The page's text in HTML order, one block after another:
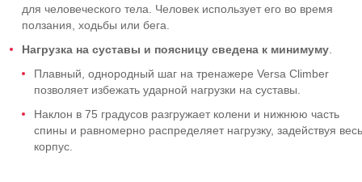
для человеческого тела. Человек использует его во время
ползания, ходьбы или бега.
Нагрузка на суставы и поясницу сведена к минимуму
Плавный, однородный шаг на тренажере Versa Climber
позволяет избежать ударной нагрузки на суставы.
Наклон в 75 градусов разгружает колени и нижнюю часть
спины и равномерно распределяет нагрузку, задействуя весь
корпус.